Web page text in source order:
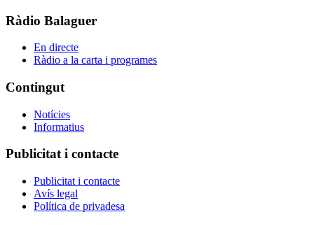
Ràdio Balaguer
En directe
Ràdio a la carta i programes
Contingut
Notícies
Informatius
Publicitat i contacte
Publicitat i contacte
Avís legal
Política de privadesa